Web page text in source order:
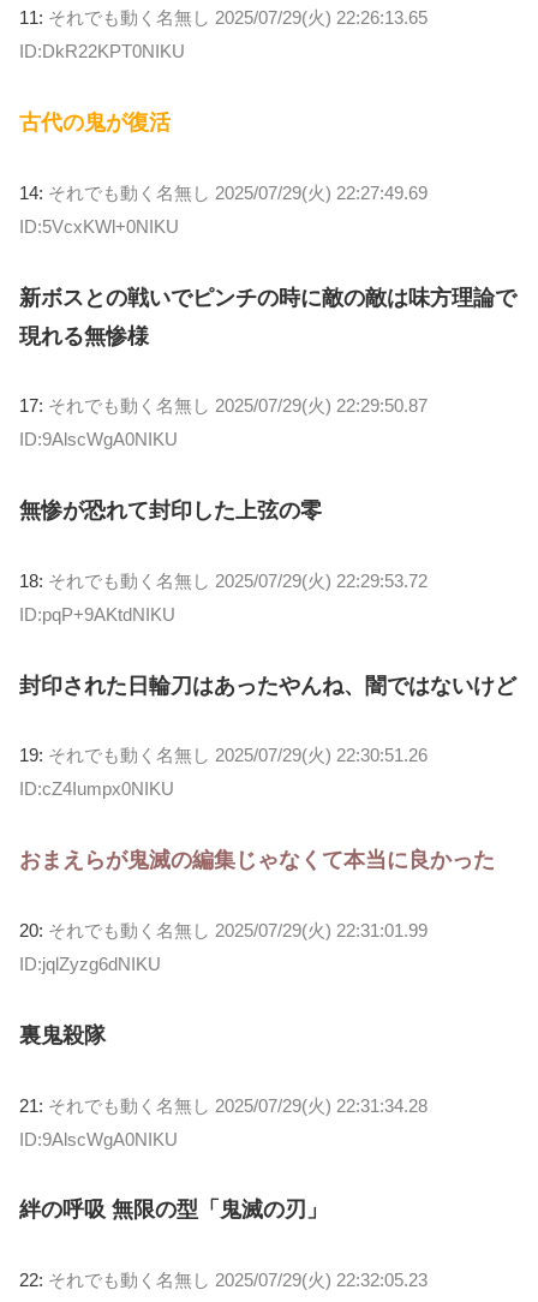
11: それでも動く名無し 2025/07/29(火) 22:26:13.65
ID:DkR22KPT0NIKU
古代の鬼が復活
14: それでも動く名無し 2025/07/29(火) 22:27:49.69
ID:5VcxKWl+0NIKU
新ボスとの戦いでピンチの時に敵の敵は味方理論で
現れる無惨様
17: それでも動く名無し 2025/07/29(火) 22:29:50.87
ID:9AlscWgA0NIKU
無惨が恐れて封印した上弦の零
18: それでも動く名無し 2025/07/29(火) 22:29:53.72
ID:pqP+9AKtdNIKU
封印された日輪刀はあったやんね、闇ではないけど
19: それでも動く名無し 2025/07/29(火) 22:30:51.26
ID:cZ4Iumpx0NIKU
おまえらが鬼滅の編集じゃなくて本当に良かった
20: それでも動く名無し 2025/07/29(火) 22:31:01.99
ID:jqlZyzg6dNIKU
裏鬼殺隊
21: それでも動く名無し 2025/07/29(火) 22:31:34.28
ID:9AlscWgA0NIKU
絆の呼吸 無限の型「鬼滅の刃」
22: それでも動く名無し 2025/07/29(火) 22:32:05.23